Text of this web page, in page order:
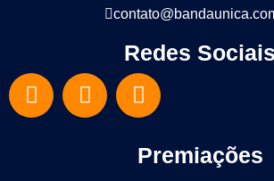
Redes Sociais
Premiações